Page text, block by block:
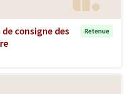
consigne des
Retenue